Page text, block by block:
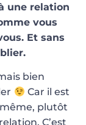
une relation
vous
Et sans
bien
Car il est
plutôt
C’est